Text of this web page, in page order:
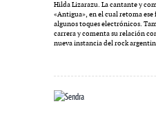
Hilda Lizarazu. La cantante y
«Antigua», en el cual retoma ese
algunos toques electrónicos.
carrera y comenta su relación
nueva instancia del rock